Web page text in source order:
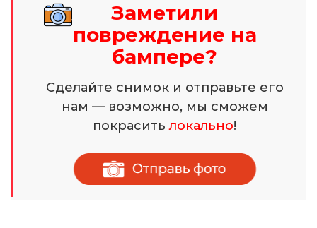
Заметили
повреждение на
бампере?
Сделайте снимок и отправьте его
нам — возможно, мы сможем
покраситьлокально!